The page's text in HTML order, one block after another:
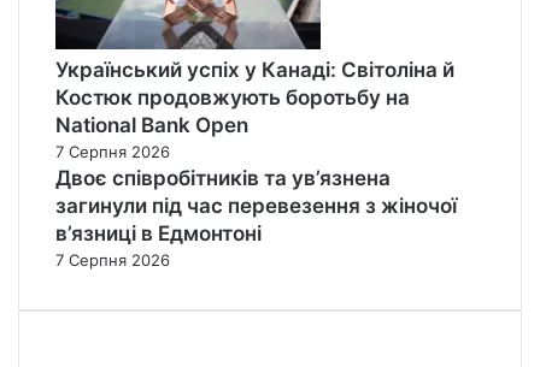
Український успіх у Канаді: Світоліна й
Костюк продовжують боротьбу на
National Bank Open
7 Серпня 2026
Двоє співробітників та ув’язнена
загинули під час перевезення з жіночої
в’язниці в Едмонтоні
7 Серпня 2026